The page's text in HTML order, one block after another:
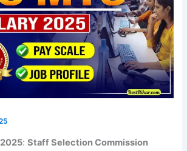
:Staff Selection Commission